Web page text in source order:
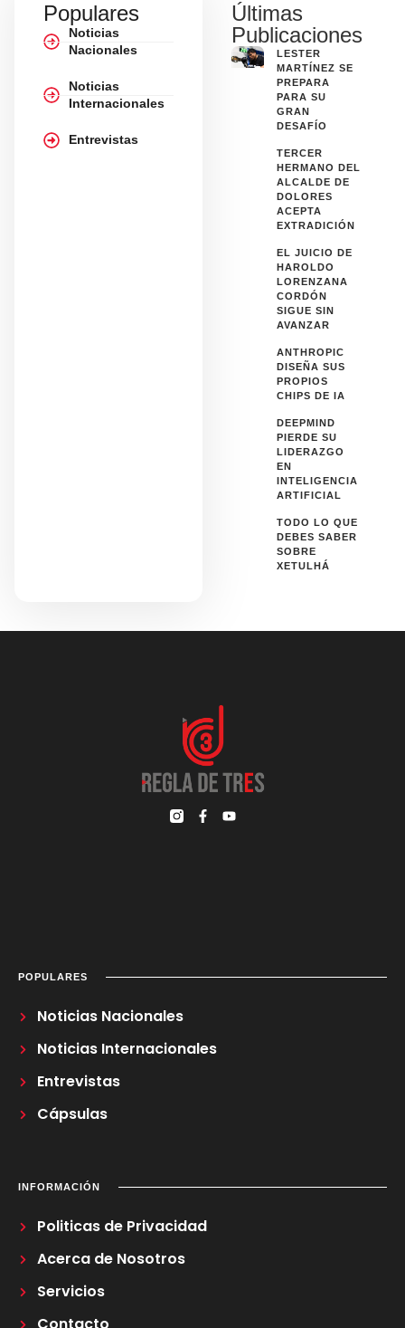
Populares
Noticias
Nacionales
Noticias
Internacionales
Entrevistas
Últimas
Publicaciones
LESTER
MARTÍNEZ SE
PREPARA
PARA SU
GRAN
DESAFÍO
TERCER
HERMANO DEL
ALCALDE DE
DOLORES
ACEPTA
EXTRADICIÓN
EL JUICIO DE
HAROLDO
LORENZANA
CORDÓN
SIGUE SIN
AVANZAR
ANTHROPIC
DISEÑA SUS
PROPIOS
CHIPS DE IA
DEEPMIND
PIERDE SU
LIDERAZGO
EN
INTELIGENCIA
ARTIFICIAL
TODO LO QUE
DEBES SABER
SOBRE
XETULHÁ
POPULARES
Noticias Nacionales
Noticias Internacionales
Entrevistas
Cápsulas
INFORMACIÓN
Politicas de Privacidad
Acerca de Nosotros
Servicios